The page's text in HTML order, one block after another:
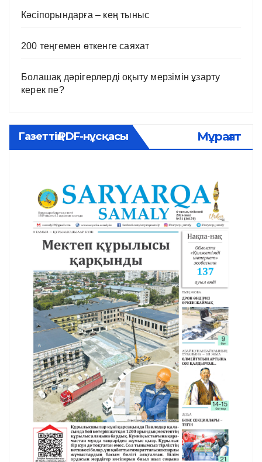
Кәсіпорындарға – кең тыныс
200 теңгемен өткенге саяхат
Болашақ дәрігерлерді оқыту мерзімін ұзарту
керек пе?
Газеттің PDF-нұсқасы Мұрағат